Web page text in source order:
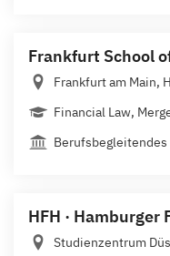
Frankfurt School
Frankfurt am Main,
Financial Law,
HFH · Hamburger
Studienzentrum